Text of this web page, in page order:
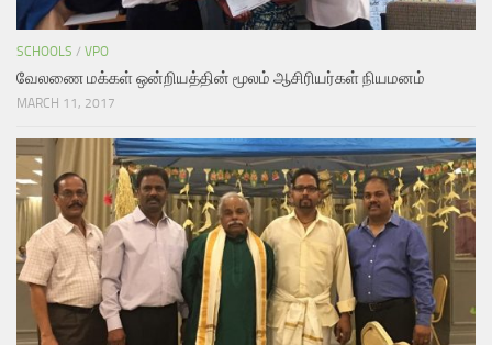
SCHOOLS / VPO
வேலணை மக்கள் ஒன்றியத்தின் மூலம் ஆசிரியர்கள் நியமனம்
MARCH 11, 2017